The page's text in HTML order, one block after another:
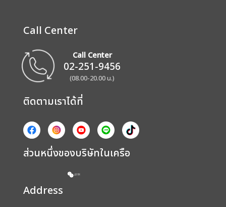
Call Center
Call Center
02-251-9456
(08.00-20.00 น.)
ติดตามเราได้ที่
ส่วนหนึ่งของบริษัทในเครือ
Address